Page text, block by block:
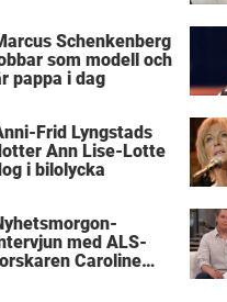
Schenkenberg
som modell och
pappa i dag
Frid Lyngstads
Ann Lise-Lotte
i bilolycka
med ALS-
Caroline